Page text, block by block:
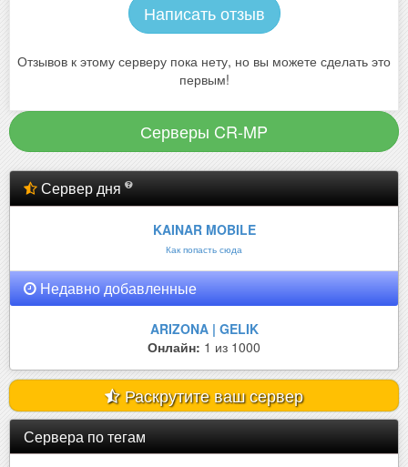
Написать отзыв
Отзывов к этому серверу пока нету, но вы можете сделать это
первым!
Серверы CR-MP
Сервер дня
KAINAR MOBILE
Как попасть сюда
Недавно добавленные
ARIZONA | GELIK
Онлайн: 1 из 1000
Раскрутите ваш сервер
Сервера по тегам